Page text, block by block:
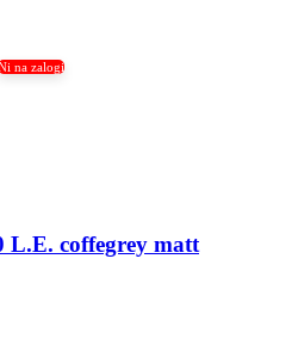
na zalogi
coffegrey matt